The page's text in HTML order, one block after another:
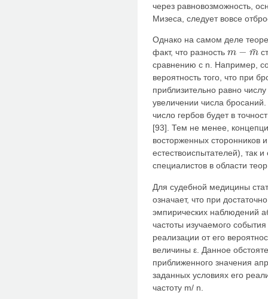
через равновозможность,
Мизеса, следует вовсе
Однако на самом деле
факт, что разность m − m
¯
m− m¯
сравнению с n. Например,
вероятность того, что при
приблизительно равно
увеличении числа
число гербов будет в
[93]. Тем не менее,
восторженных сторонников
естествоиспытателей), так
специалистов в области
Для судебной медицины
означает, что при
эмпирических наблюдений
частоты изучаемого
реализации от его
величины ε. Данное
приближенного значения
заданных условиях его
частоту m/ n.